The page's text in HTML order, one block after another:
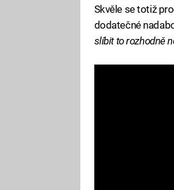
Skvěle se totiž
dodatečné
slíbit to rozhodně